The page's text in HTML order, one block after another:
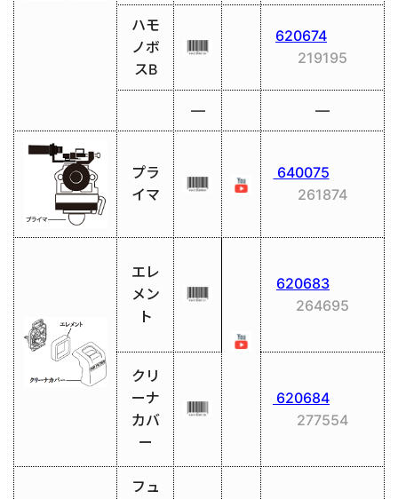
ハモ
ノボ
スB
620674
219195
― ―
プラ
イマ
640075
261874
エレ
メン
ト
620683
264695
クリ
ーナ
カバ
ー
620684
277554
フュ